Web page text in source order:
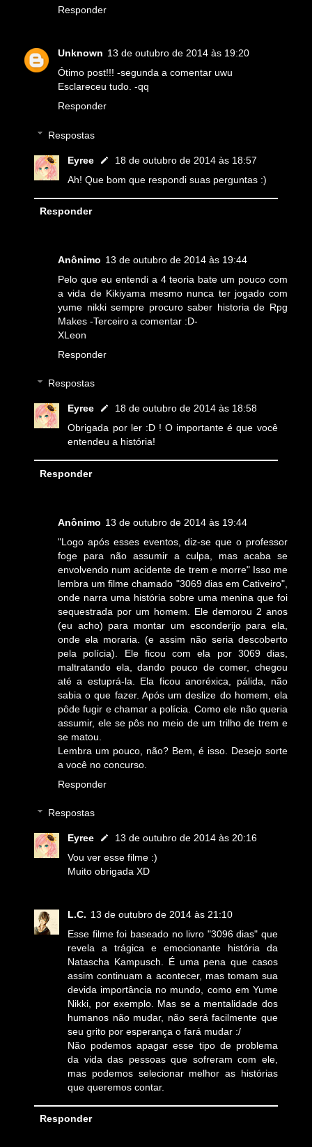
Responder
Unknown 13 de outubro de 2014 às 19:20
Ótimo post!!! -segunda a comentar uwu
Esclareceu tudo. -qq
Responder
Respostas
Eyree
18 de outubro de 2014 às 18:57
Ah! Que bom que respondi suas perguntas :)
Responder
Anônimo 13 de outubro de 2014 às 19:44
Pelo que eu entendi a 4 teoria bate um pouco com
a vida de Kikiyama mesmo nunca ter jogado com
yume nikki sempre procuro saber historia de Rpg
Makes -Terceiro a comentar :D-
XLeon
Responder
Respostas
Eyree
18 de outubro de 2014 às 18:58
Obrigada por ler :D ! O importante é que você
entendeu a história!
Responder
Anônimo 13 de outubro de 2014 às 19:44
"Logo após esses eventos, diz-se que o professor
foge para não assumir a culpa, mas acaba se
envolvendo num acidente de trem e morre" Isso me
lembra um filme chamado "3069 dias em Cativeiro",
onde narra uma história sobre uma menina que foi
sequestrada por um homem. Ele demorou 2 anos
(eu acho) para montar um esconderijo para ela,
onde ela moraria. (e assim não seria descoberto
pela polícia). Ele ficou com ela por 3069 dias,
maltratando ela, dando pouco de comer, chegou
até a estuprá-la. Ela ficou anoréxica, pálida, não
sabia o que fazer. Após um deslize do homem, ela
pôde fugir e chamar a polícia. Como ele não queria
assumir, ele se pôs no meio de um trilho de trem e
se matou.
Lembra um pouco, não? Bem, é isso. Desejo sorte
a você no concurso.
Responder
Respostas
Eyree
13 de outubro de 2014 às 20:16
Vou ver esse filme :)
Muito obrigada XD
L.C. 13 de outubro de 2014 às 21:10
Esse filme foi baseado no livro "3096 dias" que
revela a trágica e emocionante história da
Natascha Kampusch. É uma pena que casos
assim continuam a acontecer, mas tomam sua
devida importância no mundo, como em Yume
Nikki, por exemplo. Mas se a mentalidade dos
humanos não mudar, não será facilmente que
seu grito por esperança o fará mudar :/
Não podemos apagar esse tipo de problema
da vida das pessoas que sofreram com ele,
mas podemos selecionar melhor as histórias
que queremos contar.
Responder